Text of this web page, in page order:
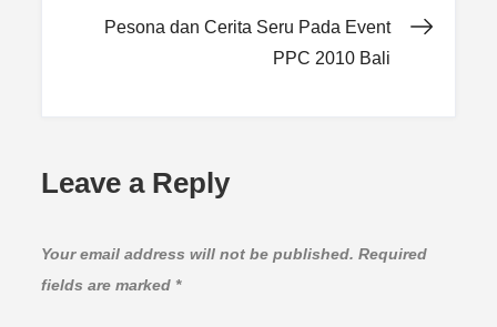
Pesona dan Cerita Seru Pada Event
PPC 2010 Bali
Leave a Reply
Your email address will not be published. Required
fields are marked *